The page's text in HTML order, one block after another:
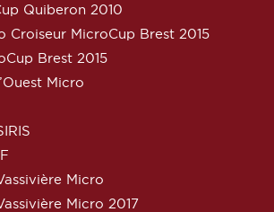
Quiberon 2010
Croiseur MicroCup Brest 2015
Brest 2015
Micro
Micro
Micro 2017